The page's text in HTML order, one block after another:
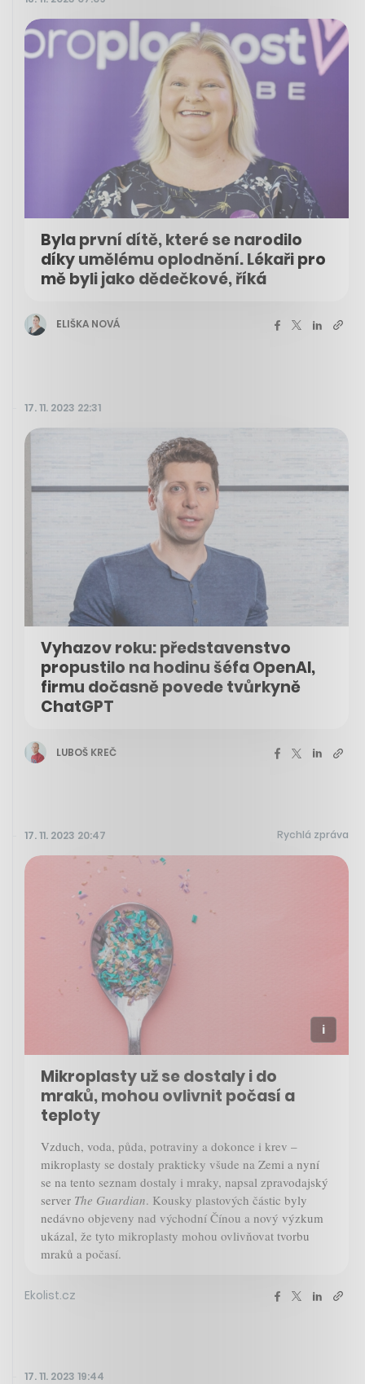
Byla první dítě, které se narodilo
díky umělému oplodnění. Lékaři pro
mě byli jako dědečkové, říká
ELIŠKA NOVÁ
17. 11. 2023 22:31
Vyhazov roku: představenstvo
propustilo na hodinu šéfa OpenAI,
firmu dočasně povede tvůrkyně
ChatGPT
LUBOŠ KREČ
17. 11. 2023 20:47 Rychlá zpráva
Mikroplasty už se dostaly i do
mraků, mohou ovlivnit počasí a
teploty
Vzduch, voda, půda, potraviny a dokonce i krev –
mikroplasty se dostaly prakticky všude na Zemi a nyní
se na tento seznam dostaly i mraky, napsal zpravodajský
server The Guardian. Kousky plastových částic byly
nedávno objeveny nad východní Čínou a nový výzkum
ukázal, že tyto mikroplasty mohou ovlivňovat tvorbu
mraků a počasí.
Ekolist.cz
17. 11. 2023 19:44